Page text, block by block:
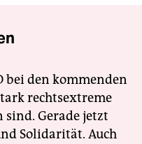
bei den kommenden
rechtsextreme
Gerade jetzt
Solidarität. Auch